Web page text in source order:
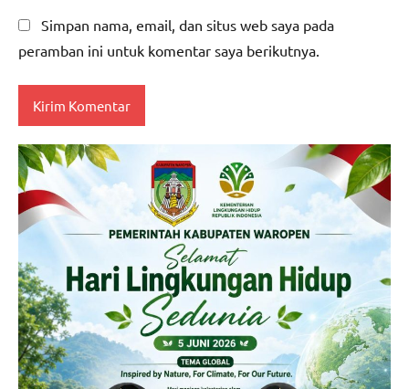
Simpan nama, email, dan situs web saya pada
peramban ini untuk komentar saya berikutnya.